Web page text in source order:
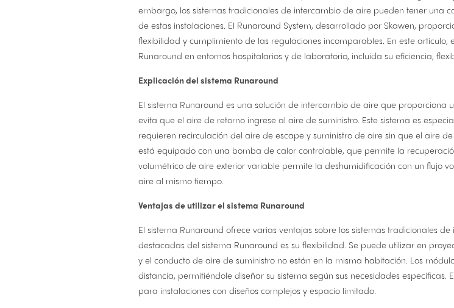
embargo, los sistemas tradicionales de intercambio de aire pueden tener
de estas instalaciones. El Runaround System, desarrollado por Skawen,
flexibilidad y cumplimiento de las regulaciones incomparables. En este artículo,
Runaround en entornos hospitalarios y de laboratorio, incluida su eficiencia,
Explicación del sistema Runaround
El sistema Runaround es una solución de intercambio de aire que
evita que el aire de retorno ingrese al aire de suministro. Este sistema es
requieren recirculación del aire de escape y suministro de aire sin que el aire
está equipado con una bomba de calor controlable, que permite la
volumétrico de aire exterior variable permite la deshumidificación con un flujo
aire al mismo tiempo.
Ventajas de utilizar el sistema Runaround
El sistema Runaround ofrece varias ventajas sobre los sistemas tradicionales
destacadas del sistema Runaround es su flexibilidad. Se puede utilizar en
y el conducto de aire de suministro no están en la misma habitación. Los
distancia, permitiéndole diseñar su sistema según sus necesidades específicas.
para instalaciones con diseños complejos y espacio limitado.